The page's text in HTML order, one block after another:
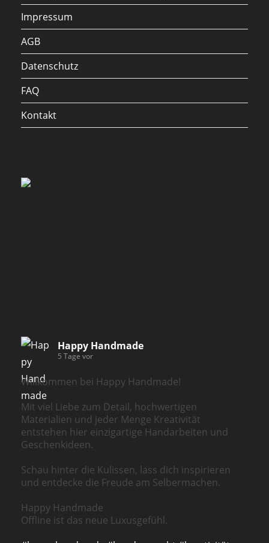
Impressum
AGB
Datenschutz
FAQ
Kontakt
Happy Handmade
5 Tage vor
Willkommen bei Happy Handmade!
Mit viel Liebe zum Detail, hochwertigen
Materialien und jeder Menge Kreativität
entstehen hier einzigartige Handarbeiten und
Geschenkideen.
Schau hinter die Kulissen, lass dich inspirieren
und entdecke die Freude am Selbermachen.
Happy Handmade
Offline ist das neue Luxusgefühl.